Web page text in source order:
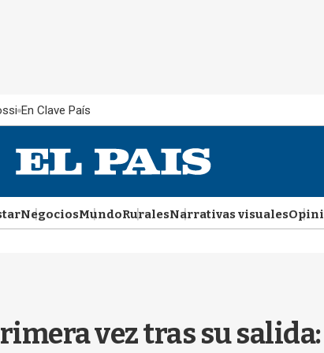
En Clave País
NegociosMundoRuralesNarrativas visuales
vez tras su